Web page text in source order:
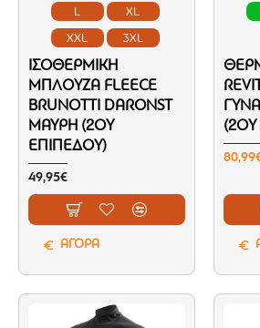
L XL
XXL 3XL
ΙΣΟΘΕΡΜΙΚΉ
ΜΠΛΟΎΖΑ FLEECE
BRUNOTTI DARONST
ΜΑΎΡΗ (2ΟΥ
ΕΠΙΠΈΔΟΥ)
49,95€
ΑΓΟΡΑ
(2ΟΥ